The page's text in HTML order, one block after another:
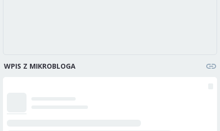
WPIS Z MIKROBLOGA